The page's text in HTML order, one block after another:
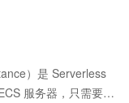
）是 Serverless
服务器，只需要提